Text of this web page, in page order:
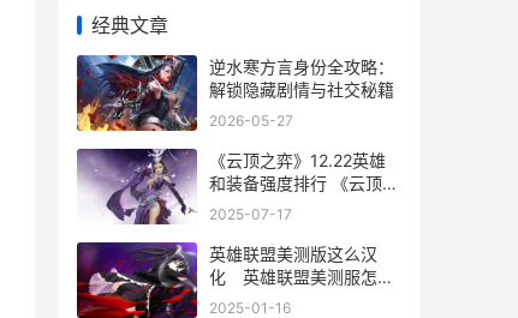
经典文章
逆水寒方言身份全攻略：
解锁隐藏剧情与社交秘籍
2026-05-27
《云顶之弈》12.22英雄
和装备强度排行 《云顶之
弈》手游下载
2025-07-17
英雄联盟美测版这么汉
化 英雄联盟美测服怎么
汉化
2025-01-16